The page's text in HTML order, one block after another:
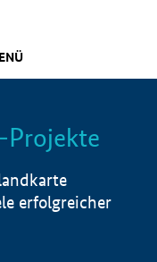
Info
Projekte
erfolgreicher